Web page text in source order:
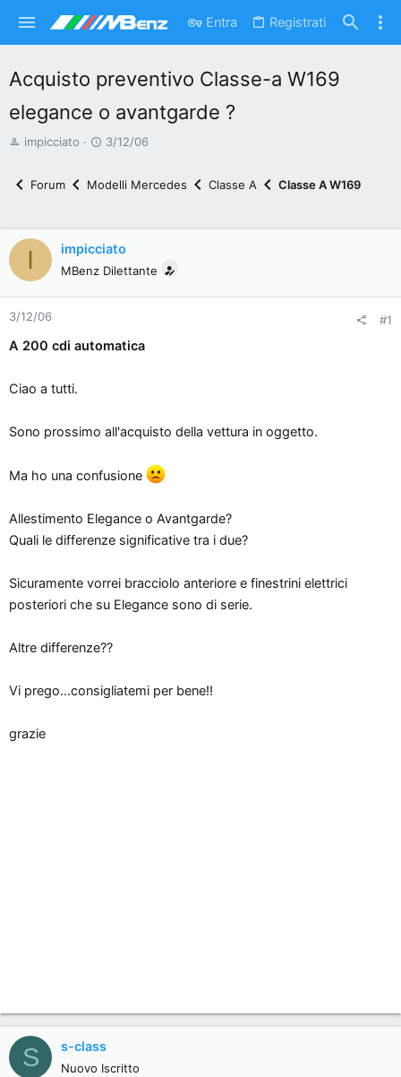
Entra Registrati
Acquisto preventivo Classe-a W169
elegance o avantgarde ?
A
e
i
s
c
u
i
n
impicciato
D
t
n
i
3/12/06
Forum Modelli Mercedes Classe A Classe A W169
I impicciato
MBenz Dilettante
3/12/06 #1
A 200 cdi automatica
Ciao a tutti.
Sono prossimo all'acquisto della vettura in oggetto.
Ma ho una confusione
Allestimento Elegance o Avantgarde?
Quali le differenze significative tra i due?
Sicuramente vorrei bracciolo anteriore e finestrini elettrici
posteriori che su Elegance sono di serie.
Altre differenze??
Vi prego...consigliatemi per bene!!
grazie
S s-class
Nuovo Iscritto